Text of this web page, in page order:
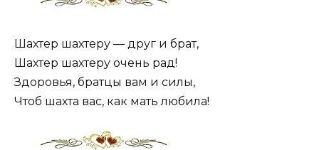
Шахтер шахтеру — друг и брат,
Шахтер шахтеру очень рад!
Здоровья, братцы вам и силы,
Чтоб шахта вас, как мать любила!